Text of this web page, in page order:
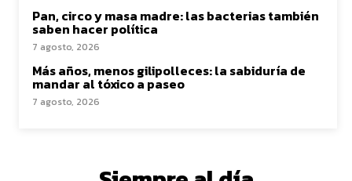
Pan, circo y masa madre: las bacterias también
saben hacer política
7 agosto, 2026
Más años, menos gilipolleces: la sabiduría de
mandar al tóxico a paseo
7 agosto, 2026